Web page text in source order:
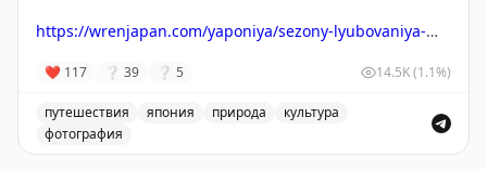
Nick Ellis|Original
https://wrenjapan.com/yaponiya/sezony-lyubovaniya-
❤ 117 ❔ 39 ❔ 5 14.5K(1.1%)
путешествия япония природа
культура
фотография